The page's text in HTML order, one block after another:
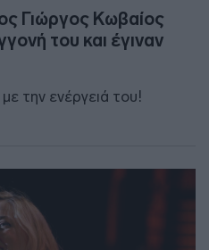
Γιώργος Κωβαίος
του και έγιναν
την ενέργειά του!